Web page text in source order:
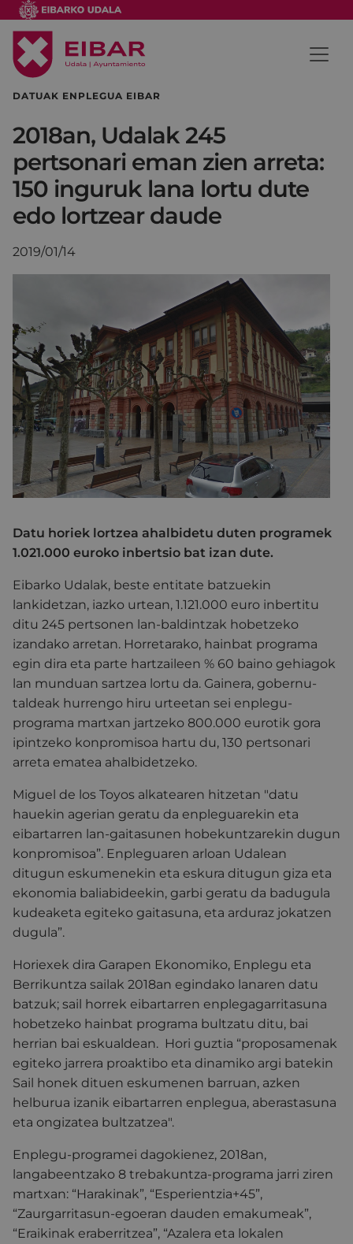
DATUAK ENPLEGUA EIBAR
2018an, Udalak 245
pertsonari eman zien arreta:
150 inguruk lana lortu dute
edo lortzear daude
2019/01/14
Datu horiek lortzea ahalbidetu duten programek
1.021.000 euroko inbertsio bat izan dute.
Eibarko Udalak, beste entitate batzuekin
lankidetzan, iazko urtean, 1.121.000 euro inbertitu
ditu 245 pertsonen lan-baldintzak hobetzeko
izandako arretan. Horretarako, hainbat programa
egin dira eta parte hartzaileen % 60 baino gehiagok
lan munduan sartzea lortu da. Gainera, gobernu-
taldeak hurrengo hiru urteetan sei enplegu-
programa martxan jartzeko 800.000 eurotik gora
ipintzeko konpromisoa hartu du, 130 pertsonari
arreta ematea ahalbidetzeko.
Miguel de los Toyos alkatearen hitzetan "datu
hauekin agerian geratu da enpleguarekin eta
eibartarren lan-gaitasunen hobekuntzarekin dugun
konpromisoa”. Enpleguaren arloan Udalean
ditugun eskumenekin eta eskura ditugun giza eta
ekonomia baliabideekin, garbi geratu da badugula
kudeaketa egiteko gaitasuna, eta arduraz jokatzen
dugula”.
Horiexek dira Garapen Ekonomiko, Enplegu eta
Berrikuntza sailak 2018an egindako lanaren datu
batzuk; sail horrek eibartarren enplegagarritasuna
hobetzeko hainbat programa bultzatu ditu, bai
herrian bai eskualdean. Hori guztia “proposamenak
egiteko jarrera proaktibo eta dinamiko argi batekin
Sail honek dituen eskumenen barruan, azken
helburua izanik eibartarren enplegua, aberastasuna
eta ongizatea bultzatzea".
Enplegu-programei dagokienez, 2018an,
langabeentzako 8 trebakuntza-programa jarri ziren
martxan: “Harakinak”, “Esperientzia+45”,
“Zaurgarritasun-egoeran dauden emakumeak”,
“Eraikinak eraberritzea”, “Azalera eta lokalen